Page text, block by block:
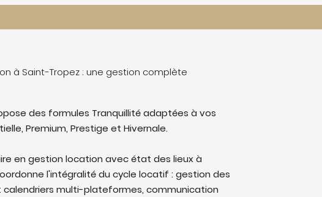
à Saint-Tropez : une gestion complète
des formules Tranquillité adaptées à vos
Premium, Prestige et Hivernale.
en gestion location avec état des lieux à
l'intégralité du cycle locatif : gestion des
calendriers multi-plateformes, communication